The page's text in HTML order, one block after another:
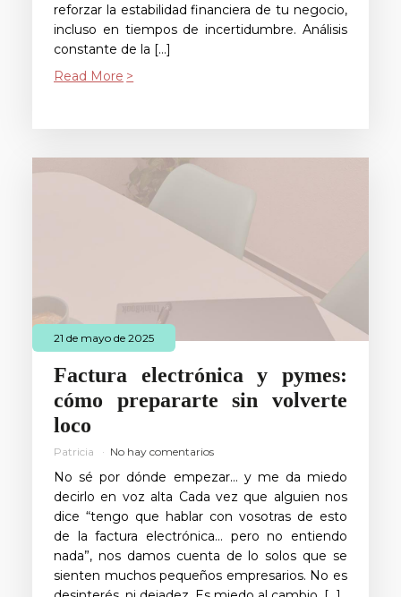
reforzar la estabilidad financiera de tu negocio,
incluso en tiempos de incertidumbre. Análisis
constante de la […]
Read More
21 de mayo de 2025
Factura electrónica y pymes:
cómo prepararte sin volverte
loco
Patricia No hay comentarios
No sé por dónde empezar… y me da miedo
decirlo en voz alta Cada vez que alguien nos
dice “tengo que hablar con vosotras de esto
de la factura electrónica… pero no entiendo
nada”, nos damos cuenta de lo solos que se
sienten muchos pequeños empresarios. No es